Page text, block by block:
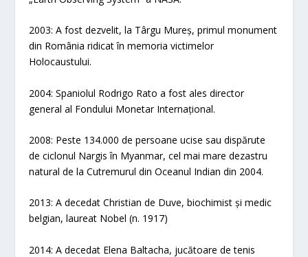
2003: A fost dezvelit, la Târgu Mureș, primul monument
din România ridicat în memoria victimelor
Holocaustului.
2004: Spaniolul Rodrigo Rato a fost ales director
general al Fondului Monetar Internațional.
2008: Peste 134.000 de persoane ucise sau dispărute
de ciclonul Nargis în Myanmar, cel mai mare dezastru
natural de la Cutremurul din Oceanul Indian din 2004.
2013: A decedat Christian de Duve, biochimist și medic
belgian, laureat Nobel (n. 1917)
2014: A decedat Elena Baltacha, jucătoare de tenis